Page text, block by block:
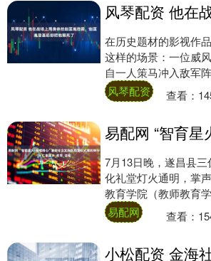
在历史题材的影视作
这样的场景：一位威
自一人策马冲入敌军
杀个七进七出，最后
这些戏剧....
风琴配资 查看：
7月13日晚，遂昌县
化礼堂灯火通明，掌
教育学院（教师教育
同心”实践队策划的“
新....
易配网 查看：